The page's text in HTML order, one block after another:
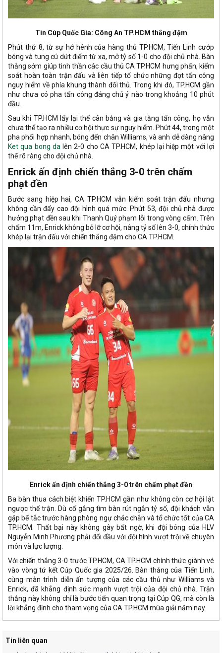
Tin Cúp Quốc Gia: Công An TP.HCM thắng đậm
Phút thứ 8, từ sự hớ hênh của hàng thủ TP.HCM, Tiến Linh cướp
bóng và tung cú dứt điểm từ xa, mở tỷ số 1-0 cho đội chủ nhà. Bàn
thắng sớm giúp tinh thần các cầu thủ CA TP.HCM hưng phấn, kiểm
soát hoàn toàn trận đấu và liên tiếp tổ chức những đợt tấn công
nguy hiểm về phía khung thành đối thủ. Trong khi đó, TP.HCM gần
như chưa có pha tấn công đáng chú ý nào trong khoảng 10 phút
đầu.
Sau khi TP.HCM lấy lại thế cân bằng và gia tăng tấn công, họ vẫn
chưa thể tạo ra nhiều cơ hội thực sự nguy hiểm. Phút 44, trong một
pha phối hợp nhanh, bóng đến chân Williams, và anh dễ dàng nâng
Ket qua bong da lên 2-0 cho CA TP.HCM, khép lại hiệp một với lợi
thế rõ ràng cho đội chủ nhà.
Enrick ấn định chiến thắng 3-0 trên chấm
phạt đền
Bước sang hiệp hai, CA TP.HCM vẫn kiểm soát trận đấu nhưng
không cần đẩy cao đội hình quá mức. Phút 53, đội chủ nhà được
hưởng phạt đền sau khi Thanh Quý phạm lỗi trong vòng cấm. Trên
chấm 11m, Enrick không bỏ lỡ cơ hội, nâng tỷ số lên 3-0, chính thức
khép lại trận đấu với chiến thắng đậm cho CA TP.HCM.
Enrick ấn định chiến thắng 3-0 trên chấm phạt đền
Ba bàn thua cách biệt khiến TP.HCM gần như không còn cơ hội lật
ngược thế trận. Dù cố gắng tìm bàn rút ngắn tỷ số, đội khách vẫn
gặp bế tắc trước hàng phòng ngự chắc chắn và tổ chức tốt của CA
TP.HCM. Thất bại này không gây bất ngờ, khi đội bóng của HLV
Nguyễn Minh Phương phải đối đầu với đội hình vượt trội về chuyên
môn và lực lượng.
Với chiến thắng 3-0 trước TP.HCM, CA TP.HCM chính thức giành vé
vào vòng tứ kết Cúp Quốc gia 2025/26. Bàn thắng của Tiến Linh,
cùng màn trình diễn ấn tượng của các cầu thủ như Williams và
Enrick, đã khẳng định sức mạnh vượt trội của đội chủ nhà. Trận
thắng này không chỉ là bước tiến quan trọng tại Cúp QG, mà còn là
lời khẳng định cho tham vọng của CA TP.HCM mùa giải năm nay.
Tin liên quan